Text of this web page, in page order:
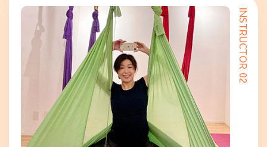
INSTRUCTOR 02